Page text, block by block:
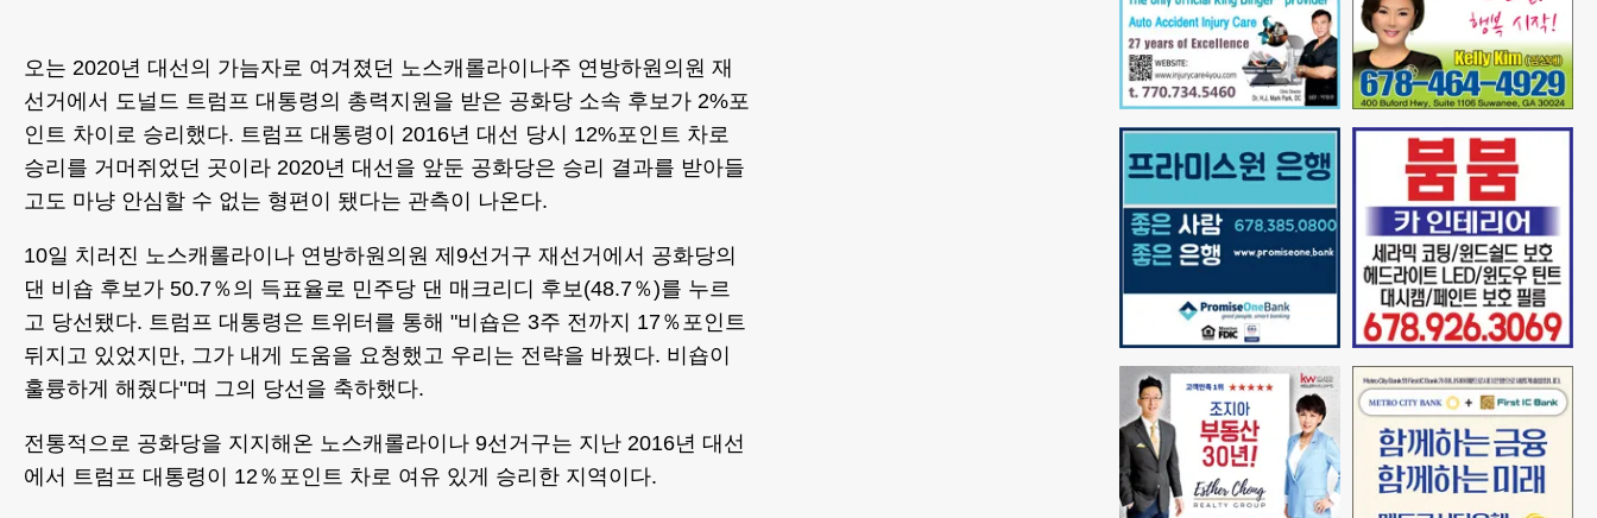
오는 2020년 대선의 가늠자로 여겨졌던 노스캐롤라이나주 연방하원의원 재
선거에서 도널드 트럼프 대통령의 총력지원을 받은 공화당 소속 후보가 2%포
인트 차이로 승리했다. 트럼프 대통령이 2016년 대선 당시 12%포인트 차로
승리를 거머쥐었던 곳이라 2020년 대선을 앞둔 공화당은 승리 결과를 받아들
고도 마냥 안심할 수 없는 형편이 됐다는 관측이 나온다.
10일 치러진 노스캐롤라이나 연방하원의원 제9선거구 재선거에서 공화당의
댄 비숍 후보가 50.7％의 득표율로 민주당 댄 매크리디 후보(48.7％)를 누르
고 당선됐다. 트럼프 대통령은 트위터를 통해 "비숍은 3주 전까지 17％포인트
뒤지고 있었지만, 그가 내게 도움을 요청했고 우리는 전략을 바꿨다. 비숍이
훌륭하게 해줬다"며 그의 당선을 축하했다.
전통적으로 공화당을 지지해온 노스캐롤라이나 9선거구는 지난 2016년 대선
에서 트럼프 대통령이 12％포인트 차로 여유 있게 승리한 지역이다.